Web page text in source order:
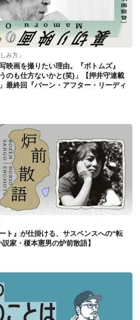
み方」
映画を撮りたい理由。『ボトムズ』
のも仕方ないかと(笑)」【押井守連載
最終回『バーン・アフター・リーディ
ト』が仕掛ける、サスペンスへの“転
家・榎本憲男の炉前散語】